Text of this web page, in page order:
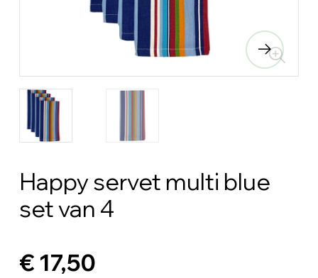
Happy servet multi blue
set van 4
€ 17,50